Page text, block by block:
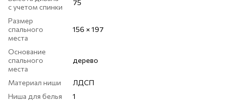
с учетом спинки
75
Размер
спального
места
156 × 197
Основание
спального
места
дерево
Материал ниши
ЛДСП
Ниша для белья
1